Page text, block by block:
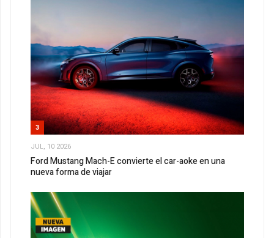
3
JUL, 10 2026
Ford Mustang Mach-E convierte el car-aoke en una
nueva forma de viajar